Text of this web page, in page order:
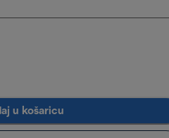
u košaricu